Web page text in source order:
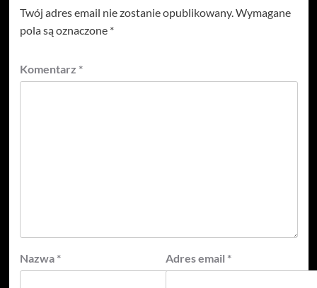
Twój adres email nie zostanie opublikowany. Wymagane
pola są oznaczone *
Komentarz *
Nazwa * Adres email *